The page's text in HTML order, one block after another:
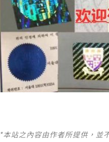
*本站之內容由作者所提供，並